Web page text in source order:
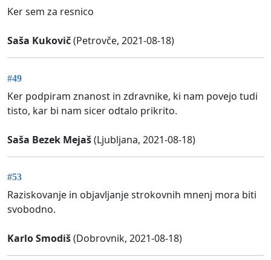
Ker sem za resnico
Saša Kukovič(Petrovče, 2021-08-18)
#49
Ker podpiram znanost in zdravnike, ki nam povejo tudi
tisto, kar bi nam sicer odtalo prikrito.
Saša Bezek Mejaš(Ljubljana, 2021-08-18)
#53
Raziskovanje in objavljanje strokovnih mnenj mora biti
svobodno.
Karlo Smodiš(Dobrovnik, 2021-08-18)